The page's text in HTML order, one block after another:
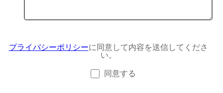
プライバシーポリシーに同意して内容を送信してくださ
い。
同意する